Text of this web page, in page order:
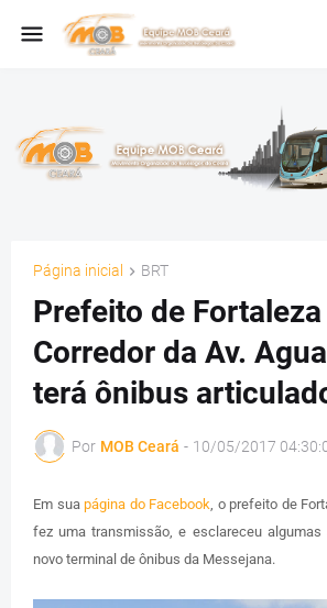
Página inicial BRT
Prefeito de
Corredor da Av.
terá ônibus
Por MOB Ceará - 10/05/2017
Em sua página do Facebook, o prefeito de
fez uma transmissão, e esclareceu algumas
novo terminal de ônibus da Messejana.